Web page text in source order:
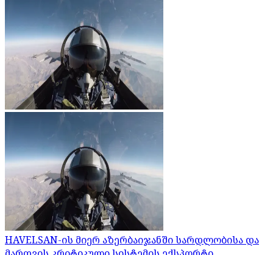
HAVELSAN-ის მიერ აზერბაიჯანში სარდლობისა და